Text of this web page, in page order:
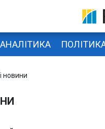
АНАЛІТИКА
новини